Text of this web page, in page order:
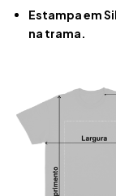
Estampa em
na trama.​